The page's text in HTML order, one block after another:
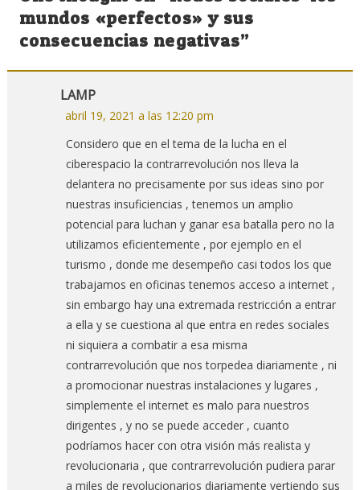
entradas
mundos «perfectos» y sus
consecuencias negativas”
LAMP
abril 19, 2021 a las 12:20 pm
Considero que en el tema de la lucha en el
ciberespacio la contrarrevolución nos lleva la
delantera no precisamente por sus ideas sino por
nuestras insuficiencias , tenemos un amplio
potencial para luchan y ganar esa batalla pero no la
utilizamos eficientemente , por ejemplo en el
turismo , donde me desempeño casi todos los que
trabajamos en oficinas tenemos acceso a internet ,
sin embargo hay una extremada restricción a entrar
a ella y se cuestiona al que entra en redes sociales
ni siquiera a combatir a esa misma
contrarrevolución que nos torpedea diariamente , ni
a promocionar nuestras instalaciones y lugares ,
simplemente el internet es malo para nuestros
dirigentes , y no se puede acceder , cuanto
podríamos hacer con otra visión más realista y
revolucionaria , que contrarrevolución pudiera parar
a miles de revolucionarios diariamente vertiendo sus